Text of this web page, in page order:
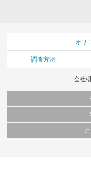
オリ
調査方法
会社
当サイトで公開されている情報
これらの情報を権利者の許可な
当サイトに掲載している内容は
弊社の見解・ 意見ではないこと
このサイトでは Cookie を使用し